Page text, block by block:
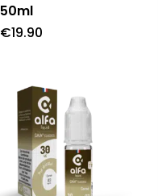
50ml
€19.90